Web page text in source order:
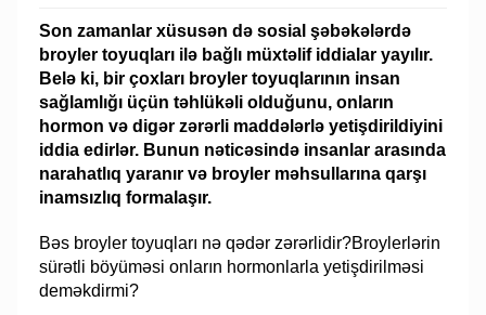
Son zamanlar xüsusən də sosial şəbəkələrdə
broyler toyuqları ilə bağlı müxtəlif iddialar yayılır.
Belə ki, bir çoxları broyler toyuqlarının insan
sağlamlığı üçün təhlükəli olduğunu, onların
hormon və digər zərərli maddələrlə yetişdirildiyini
iddia edirlər. Bunun nəticəsində insanlar arasında
narahatlıq yaranır və broyler məhsullarına qarşı
inamsızlıq formalaşır.
Bəs broyler toyuqları nə qədər zərərlidir?Broylerlərin
sürətli böyüməsi onların hormonlarla yetişdirilməsi
deməkdirmi?